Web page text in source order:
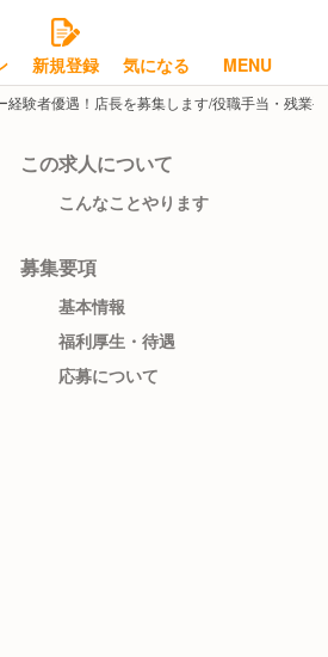
新規登録 気になる MENU
経験者優遇！店長を募集します/役職手当・残業手
この求人について
こんなことやります
募集要項
基本情報
福利厚生・待遇
応募について